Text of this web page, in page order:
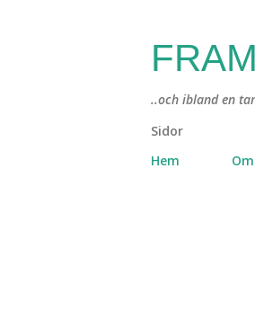
..och ibland en
Sidor
Hem